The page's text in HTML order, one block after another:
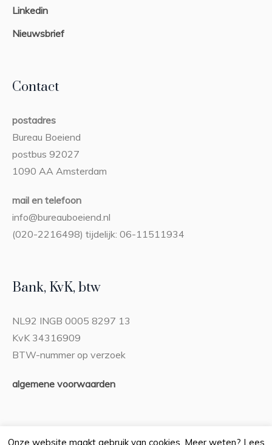
Linkedin
Nieuwsbrief
Contact
postadres
Bureau Boeiend
postbus 92027
1090 AA Amsterdam
mail en telefoon
info@bureauboeiend.nl
(020-2216498) tijdelijk: 06-11511934
Bank, KvK, btw
NL92 INGB 0005 8297 13
KvK 34316909
BTW-nummer op verzoek
algemene voorwaarden
Onze website maakt gebruik van cookies. Meer weten? Lees